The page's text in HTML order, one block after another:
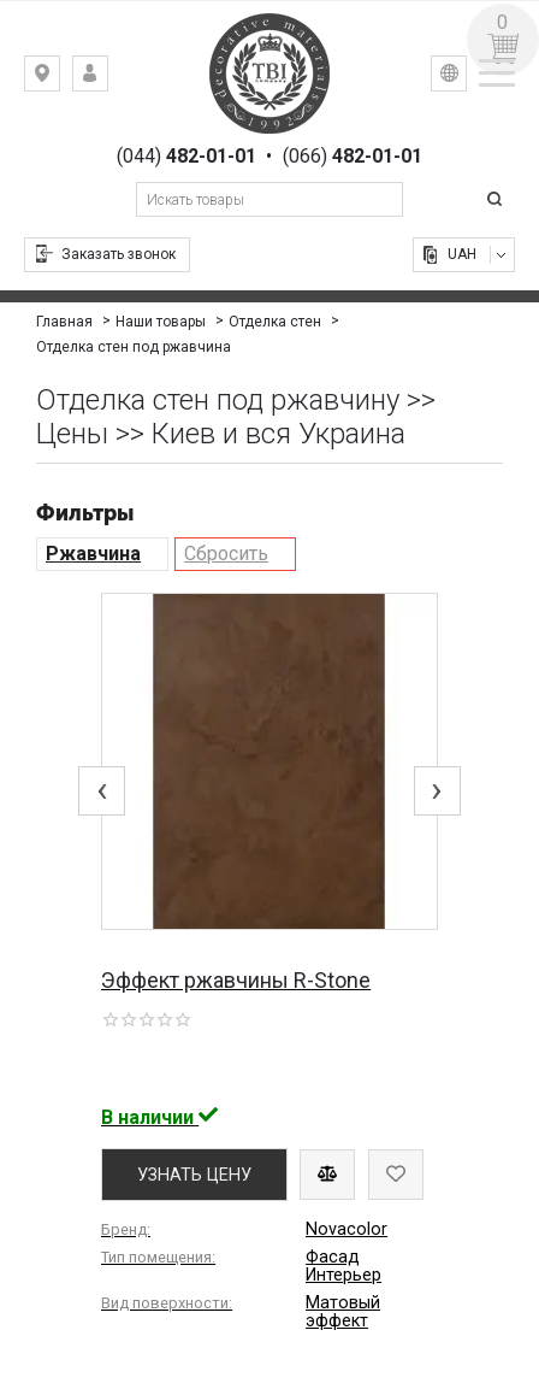
Киев,
Гоголевская,(044)482-01-01 • (066) 482-01-01
Заказать звонок
УКР РУС
UAH
0
Главная Наши товары
Отделка стен
Отделка стен под ржавчина
Отделка стен под ржавчину >>
Цены >> Киев и вся Украина
Фильтры
Ржавчина Сбросить
‹ ›
Эффект ржавчины R-Stone
В наличии
УЗНАТЬ ЦЕНУ
Бренд: Novacolor
Тип помещения:
Фасад
Интерьер
Вид поверхности:
Матовый
эффект